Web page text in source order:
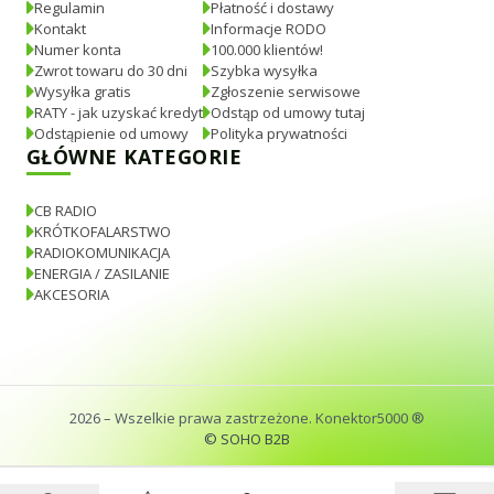
Regulamin
Kontakt
Numer konta
Zwrot towaru do 30 dni
Wysyłka gratis
RATY - jak uzyskać kredyt
Odstąpienie od umowy
Płatność i dostawy
Informacje RODO
100.000 klientów!
Szybka wysyłka
Zgłoszenie serwisowe
Odstąp od umowy tutaj
Polityka prywatności
GŁÓWNE KATEGORIE
CB RADIO
KRÓTKOFALARSTWO
RADIOKOMUNIKACJA
ENERGIA / ZASILANIE
AKCESORIA
2026– Wszelkie prawa zastrzeżone. Konektor5000 ®
© SOHO B2B